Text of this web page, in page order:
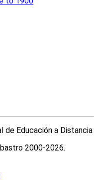
2000-2026.